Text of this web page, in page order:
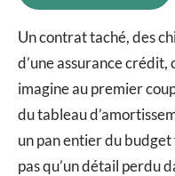
Un contrat taché, des
d’une assurance crédit,
imagine au premier
du tableau
un pan entier du budget
pas qu’un détail perdu